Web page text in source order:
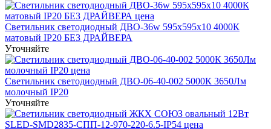
Светильник светодиодный ДВО-36w 595х595х10 4000К
матовый IP20 БЕЗ ДРАЙВЕРА
Уточняйте
Светильник светодиодный ДВО-06-40-002 5000К 3650Лм
молочный IP20
Уточняйте